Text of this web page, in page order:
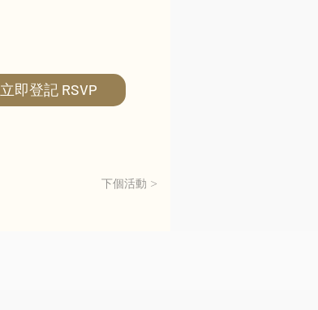
立即登記 RSVP
下個活動 >